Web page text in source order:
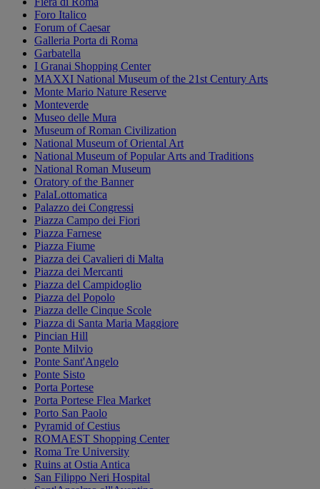
Foro Italico
Forum of Caesar
Galleria Porta di Roma
Garbatella
I Granai Shopping Center
MAXXI National Museum of the 21st Century Arts
Monte Mario Nature Reserve
Monteverde
Museo delle Mura
Museum of Roman Civilization
National Museum of Oriental Art
National Museum of Popular Arts and Traditions
National Roman Museum
Oratory of the Banner
PalaLottomatica
Palazzo dei Congressi
Piazza Campo dei Fiori
Piazza Farnese
Piazza Fiume
Piazza dei Cavalieri di Malta
Piazza dei Mercanti
Piazza del Campidoglio
Piazza del Popolo
Piazza delle Cinque Scole
Piazza di Santa Maria Maggiore
Pincian Hill
Ponte Milvio
Ponte Sant'Angelo
Ponte Sisto
Porta Portese
Porta Portese Flea Market
Porto San Paolo
Pyramid of Cestius
ROMAEST Shopping Center
Roma Tre University
Ruins at Ostia Antica
San Filippo Neri Hospital